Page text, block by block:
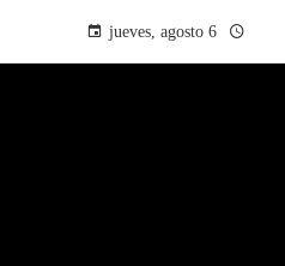
jueves, agosto 6